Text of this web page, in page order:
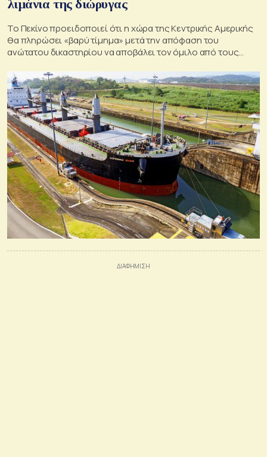
λιμάνια της διώρυγας
Το Πεκίνο προειδοποιεί ότι η χώρα της Κεντρικής Αμερικής
θα πληρώσει «βαρύ τίμημα» μετά την απόφαση του
ανώτατου δικαστηρίου να αποβάλει τον όμιλο από τους